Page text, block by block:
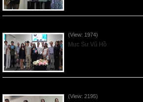
(View: 1974)
Mục Sư Vũ Hồ
(View: 2195)